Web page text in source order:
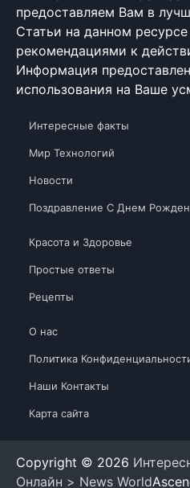
предоставляем Вам в
Статьи на данном
рекомендациями к
Информация
использования на Ваше
Интересные факты
Мир Технологий
Новости
Поздравление С Днем
Красота и Здоровье
Простые ответы
Рецепты
О нас
Политика
Наши Контакты
Карта сайта
Copyright © 2026
Онлайн > News World